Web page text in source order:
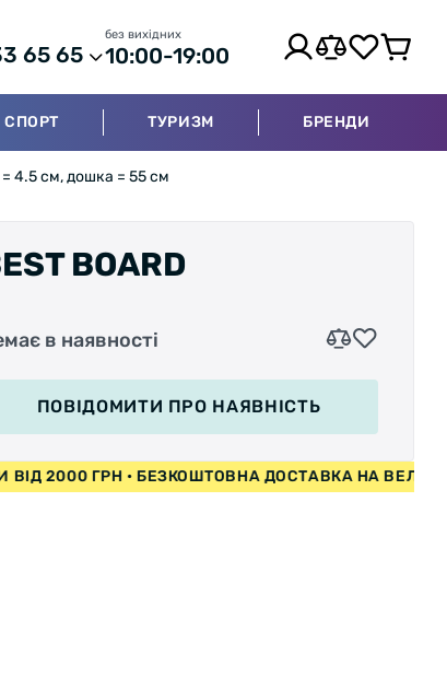
65 65
без вихідних
10:00-19:00
СПОРТ ТУРИЗМ БРЕНДИ
4.5 см, дошка = 55 см
BOARD
в наявності
ПОВІДОМИТИ ПРО НАЯВНІСТЬ
ВІД 2000 ГРН • БЕЗКОШТОВНА ДОСТАВКА